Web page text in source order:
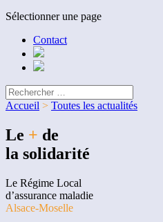
Sélectionner une page
Contact
Accueil > Toutes les actualités
Le + de
la solidarité
Le Régime Local
d’assurance maladie
Alsace-Moselle